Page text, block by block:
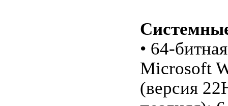
• 64-
Microsoft
(версия